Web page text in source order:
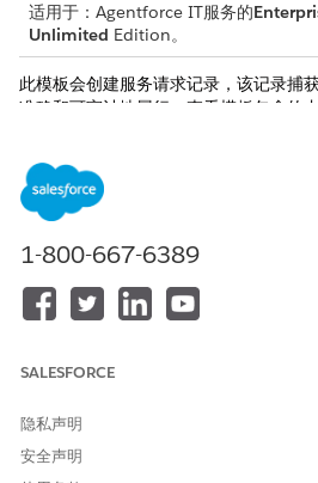
适用于：Agentforce IT服务的
Unlimited Edition。
此模板会创建服务请求记录，该记录捕
准确和可审计地履行。查看模板包含的内
接收属性
此模板的接收表单从员工那里获取这些详
会议室详细信息：员工想要预订的会
会议持续时间：计划会议的持续时间
此服务流程会将手动履行的请求发送给
集成
1-800-667-6389
SALESFORCE
隐私声明
安全声明